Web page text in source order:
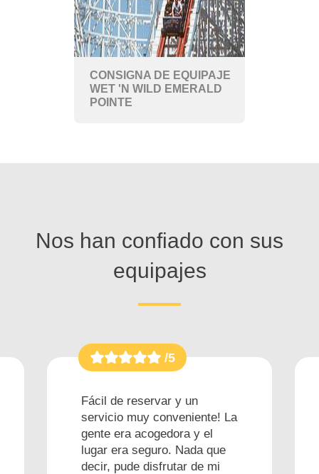
CONSIGNA DE EQUIPAJE
WET 'N WILD EMERALD
POINTE
Nos han confiado con sus
equipajes
/5
Fácil de reservar y un
servicio muy conveniente! La
gente era acogedora y el
lugar era seguro. Nada que
decir, pude disfrutar de mi